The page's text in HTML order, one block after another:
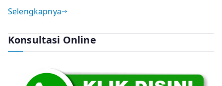
Selengkapnya
Konsultasi Online